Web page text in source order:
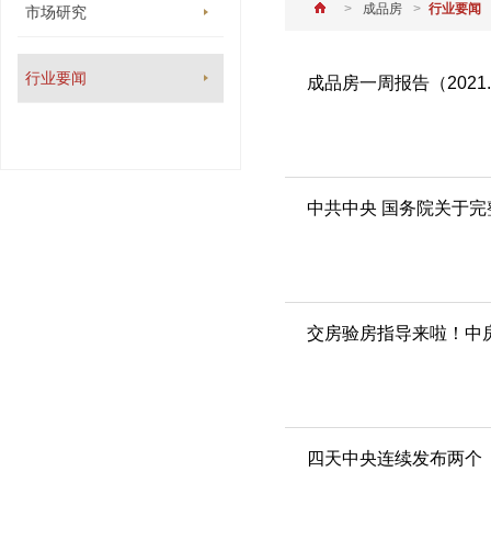
市场研究
行业要闻
> 成品房 > 行业要闻
成品房一周报告（
中共中央 国务院关于
交房验房指导来啦！中
四天中央连续发布两